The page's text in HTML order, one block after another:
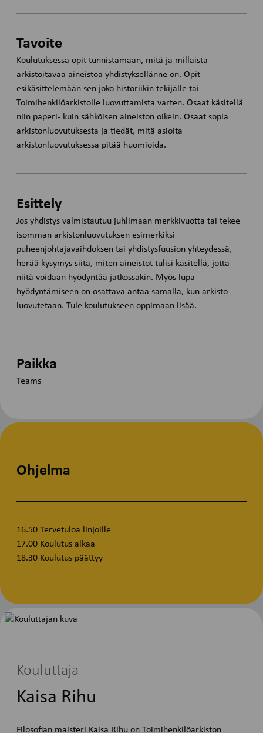
Tavoite
Koulutuksessa opit tunnistamaan, mitä ja millaista
arkistoitavaa aineistoa yhdistyksellänne on. Opit
esikäsittelemään sen joko historiikin tekijälle tai
Toimihenkilöarkistolle luovuttamista varten. Osaat käsitellä
niin paperi- kuin sähköisen aineiston oikein. Osaat sopia
arkistonluovutuksesta ja tiedät, mitä asioita
arkistonluovutuksessa pitää huomioida.
Esittely
Jos yhdistys valmistautuu juhlimaan merkkivuotta tai tekee
isomman arkistonluovutuksen esimerkiksi
puheenjohtajavaihdoksen tai yhdistysfuusion yhteydessä,
herää kysymys siitä, miten aineistot tulisi käsitellä, jotta
niitä voidaan hyödyntää jatkossakin. Myös lupa
hyödyntämiseen on osattava antaa samalla, kun arkisto
luovutetaan. Tule koulutukseen oppimaan lisää.
Paikka
Teams
Ohjelma
16.50 Tervetuloa linjoille
17.00 Koulutus alkaa
18.30 Koulutus päättyy
Kouluttaja
Kaisa Rihu
Filosofian maisteri Kaisa Rihu on Toimihenkilöarkiston